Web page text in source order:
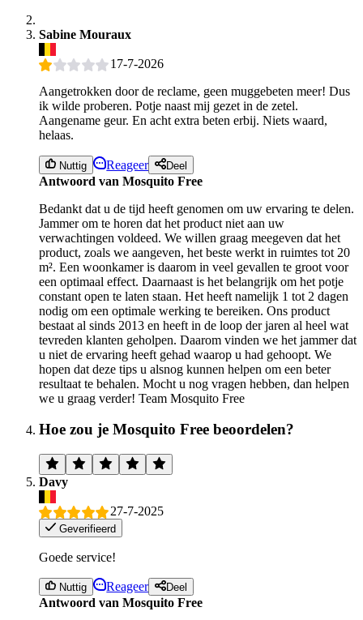
Sabine Mouraux
17-7-2026
Aangetrokken door de reclame, geen muggebeten meer! Dus
ik wilde proberen. Potje naast mij gezet in de zetel.
Aangename geur. En acht extra beten erbij. Niets waard,
helaas.
Nuttig Reageer Deel
Antwoord van Mosquito Free
Bedankt dat u de tijd heeft genomen om uw ervaring te delen.
Jammer om te horen dat het product niet aan uw
verwachtingen voldeed. We willen graag meegeven dat het
product, zoals we aangeven, het beste werkt in ruimtes tot 20
m². Een woonkamer is daarom in veel gevallen te groot voor
een optimaal effect. Daarnaast is het belangrijk om het potje
constant open te laten staan. Het heeft namelijk 1 tot 2 dagen
nodig om een optimale werking te bereiken. Ons product
bestaat al sinds 2013 en heeft in de loop der jaren al heel wat
tevreden klanten geholpen. Daarom vinden we het jammer dat
u niet de ervaring heeft gehad waarop u had gehoopt. We
hopen dat deze tips u alsnog kunnen helpen om een beter
resultaat te behalen. Mocht u nog vragen hebben, dan helpen
we u graag verder! Team Mosquito Free
Hoe zou je Mosquito Free beoordelen?
Davy
27-7-2025
Geverifieerd
Goede service!
Nuttig Reageer Deel
Antwoord van Mosquito Free